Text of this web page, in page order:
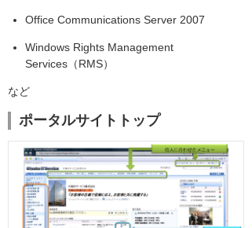
Office Communications Server 2007
Windows Rights Management
Services（RMS）
など
ポータルサイトトップ